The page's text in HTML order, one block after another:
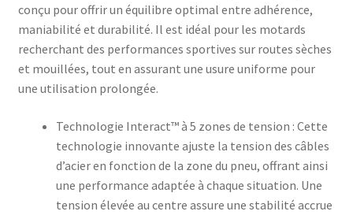
conçu pour offrir un équilibre optimal entre adhérence,
maniabilité et durabilité. Il est idéal pour les motards
recherchant des performances sportives sur routes sèches
et mouillées, tout en assurant une usure uniforme pour
une utilisation prolongée.
Technologie Interact™ à 5 zones de tension : Cette
technologie innovante ajuste la tension des câbles
d’acier en fonction de la zone du pneu, offrant ainsi
une performance adaptée à chaque situation. Une
tension élevée au centre assure une stabilité accrue